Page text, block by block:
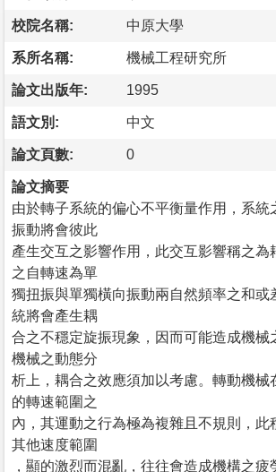
校院名稱: 中原大學
系所名稱: 機械工程研究所
論文出版年: 1995
語文別: 中文
論文頁數: 0
論文摘要
由於轉子系統的偏心不平衡量作用，系統
振動將會彼此
產生交互之影響作用，此交互影響稱之為
之自轉速為單
獨扭振與單獨橫向振動兩自然頻率之和或
統將會產生耦
合之不穩定旋振現象，因而可能造成機械
機械之動態分
析上，耦合之效應須加以考慮。轉動機械
的轉速範圍之
內，其運動之行為極為複雜且不規則，此
其他速度範圍
，顯的激烈而混亂，往往會造成機構之疲